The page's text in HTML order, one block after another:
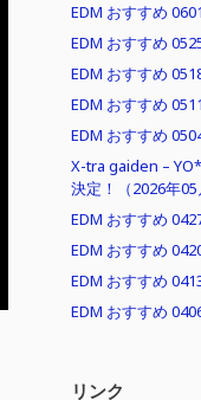
EDM おすすめ
EDM おすすめ
EDM おすすめ
EDM おすすめ
EDM おすすめ
X-tra gaiden –
決定！（2026年05
EDM おすすめ
EDM おすすめ
EDM おすすめ
EDM おすすめ
リンク